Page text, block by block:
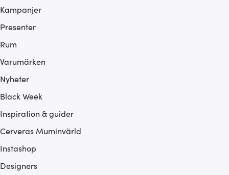
Kampanjer
Presenter
Rum
Varumärken
Nyheter
Black Week
Inspiration & guider
Cerveras Muminvärld
Instashop
Designers